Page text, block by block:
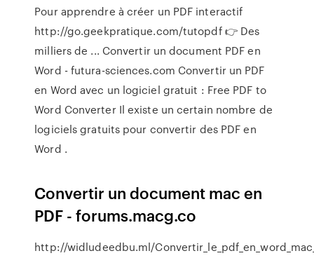
Pour apprendre à créer un PDF interactif
http://go.geekpratique.com/tutopdf 👉 Des
milliers de ... Convertir un document PDF en
Word - futura-sciences.com Convertir un PDF
en Word avec un logiciel gratuit : Free PDF to
Word Converter Il existe un certain nombre de
logiciels gratuits pour convertir des PDF en
Word .
Convertir un document mac en
PDF - forums.macg.co
http://widludeedbu.ml/